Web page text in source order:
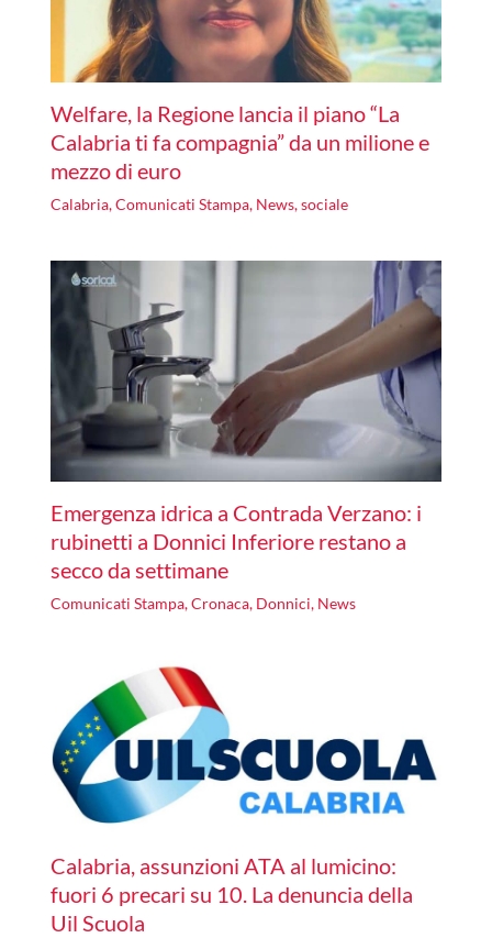
Welfare, la Regione lancia il piano “La
Calabria ti fa compagnia” da un milione e
mezzo di euro
Calabria,Comunicati Stampa, News,sociale
Emergenza idrica a Contrada Verzano: i
rubinetti a Donnici Inferiore restano a
secco da settimane
Comunicati Stampa,Cronaca, Donnici, News
Calabria, assunzioni ATA al lumicino:
fuori 6 precari su 10. La denuncia della
Uil Scuola